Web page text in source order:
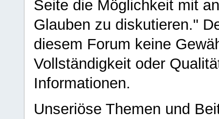
Seite die Möglichkeit mit
Glauben zu diskutieren."
diesem Forum keine
Vollständigkeit oder
Informationen.
Unseriöse Themen und